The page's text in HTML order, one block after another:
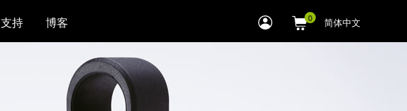
支持 博客 myLEWITT
Account
简体中文